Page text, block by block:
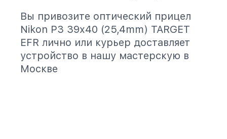
Вы привозите оптический прицел
Nikon P3 39x40 (25,4mm) TARGET
EFR лично или курьер доставляет
устройство в нашу мастерскую в
Москве